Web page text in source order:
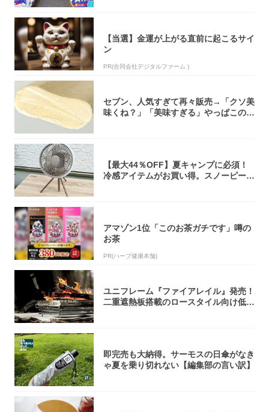
【当選】金運が上がる直前に起こるサイ
ン
PR(合同会社デジタルファーム )
セブン、人気すぎて再々販売→「クソ美
味くね？」「美味すぎる」やっぱこのク
【最大44％OFF】夏キャンプに必須！
冷感アイテムがお買い得。スノーピー
アマゾン1位「このお茶ガチです」噂の
お茶
PR(ハーブ健康本舗)
ユニフレーム『ファイアレイル』発売！
二重遮熱板搭載のロースタイル向け低型
即完売も大納得。サーモスの日傘がなき
ゃ夏を乗り切れない【編集部の言い訳】